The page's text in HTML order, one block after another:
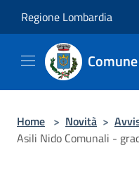
Regione Lombardia
Home > Novità >
Asili Nido Comunali -